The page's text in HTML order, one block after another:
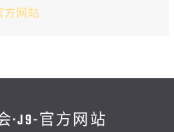
方网站
·J9-官方网站